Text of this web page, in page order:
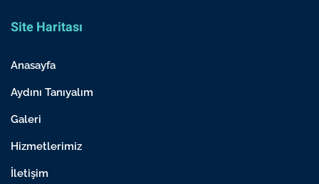
Site Haritası
Anasayfa
Aydını Tanıyalım
Galeri
Hizmetlerimiz
İletişim